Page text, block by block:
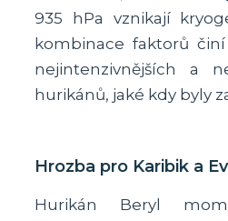
935 hPa vznikají
kombinace faktorů
nejintenzivnějších a
hurikánů, jaké kdy byly
Hrozba pro Karibik a
Hurikán Beryl